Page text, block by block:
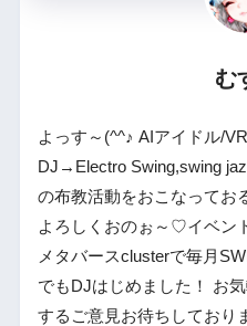
む
よっす～(^^♪ AIアイドル/
DJ→Electro Swing,swing
の布教活動をおこなってお
よろしくおのぉ～♡イベン
メタバースclusterで毎月
でもDJはじめました！ お
するご意見お待ちしており